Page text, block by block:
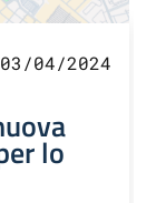
03/04/2024
lo